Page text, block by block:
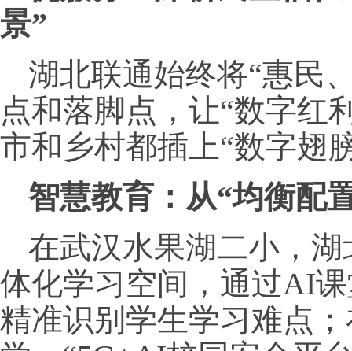
景”
湖北联通始终将“惠民
点和落脚点，让“数字红
市和乡村都插上“数字翅
智慧教育：从“均衡配
在武汉水果湖二小，
体化学习空间，通过AI
精准识别学生学习难点